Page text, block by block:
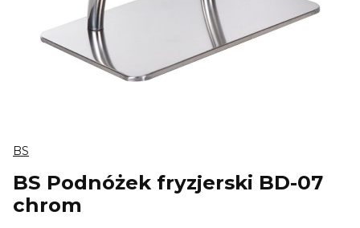
BS
BS Podnóżek fryzjerski BD-07
chrom